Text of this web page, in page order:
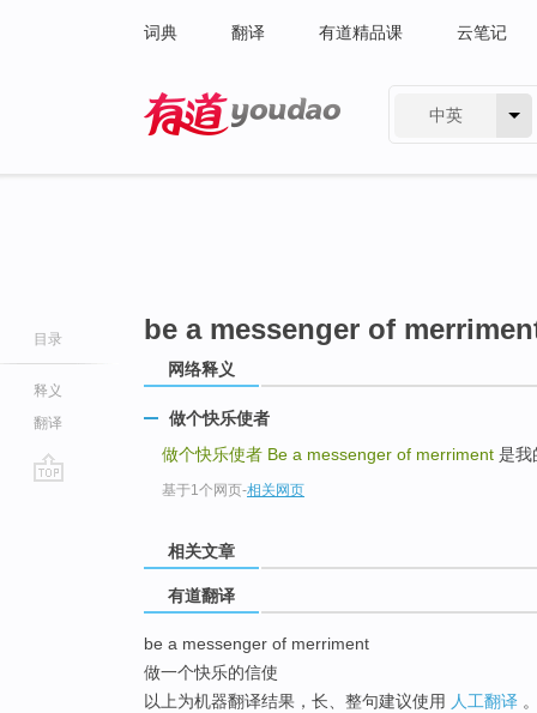
词典 翻译 有道精品课 云笔记
中英
目录
释义
翻译
be a messenger of
网络释义
做个快乐使者
做个快乐使者 Be a messenger of merriment 是我
基于1个网页-相关网页
相关文章
有道翻译
be a messenger of merriment
做一个快乐的信使
以上为机器翻译结果，长、整句建议使用 人工翻译